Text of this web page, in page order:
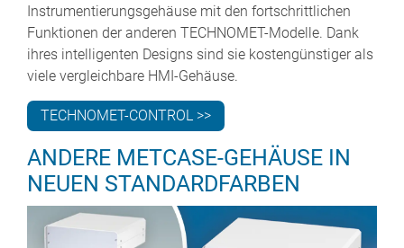
Instrumentierungsgehäuse mit den fortschrittlichen
Funktionen der anderen TECHNOMET-Modelle. Dank
ihres intelligenten Designs sind sie kostengünstiger als
viele vergleichbare HMI-Gehäuse.
TECHNOMET-CONTROL >>
ANDERE METCASE-GEHÄUSE IN
NEUEN STANDARDFARBEN